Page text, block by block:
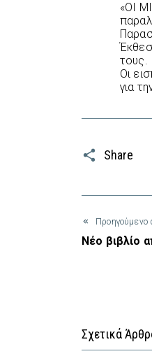
«ΟΙ
τους.
Οι
για
Share
Προηγούμενο
Νέο βιβλίο
Σχετικά